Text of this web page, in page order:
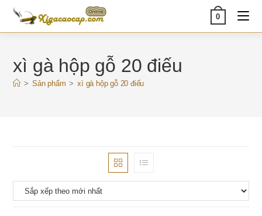
Skip
content
0
xì gà hộp gỗ 20 điếu
> Sản phẩm > xì gà hộp gỗ 20 điếu